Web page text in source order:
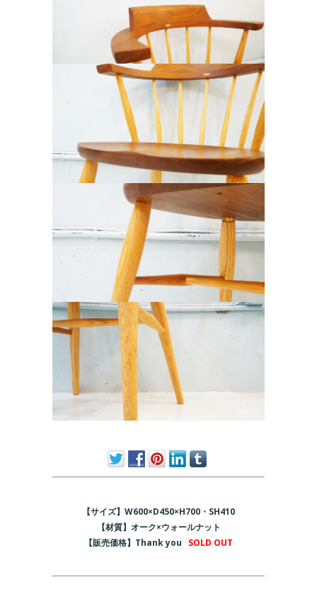
【サイズ】W600×D450×H700・SH410
【材質】オーク×ウォールナット
【販売価格】Thank you SOLD OUT